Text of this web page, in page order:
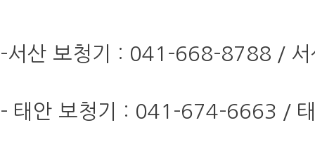
-서산 보청기 : 041-668-8788 / 서
- 태안 보청기 : 041-674-6663 /